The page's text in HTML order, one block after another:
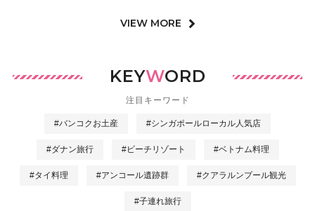
VIEW MORE
KEYWORD
注目キーワード
#バンコクお土産 #シンガポールローカル人気店
#ダナン旅行 #ビーチリゾート #ベトナム料理
#タイ料理 #アンコール遺跡群 #クアラルンプール観光
#子連れ旅行